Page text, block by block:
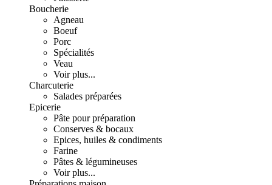
Boucherie
Agneau
Boeuf
Porc
Spécialités
Veau
Voir plus...
Charcuterie
Salades préparées
Epicerie
Pâte pour préparation
Conserves & bocaux
Epices, huiles & condiments
Farine
Pâtes & légumineuses
Voir plus...